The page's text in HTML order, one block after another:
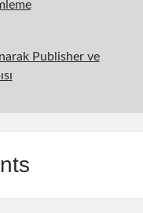
Publisher ve